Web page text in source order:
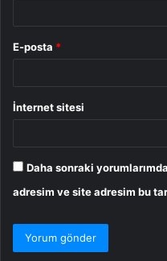
E-posta *
İnternet sitesi
Daha sonraki
adresim ve site adresim bu